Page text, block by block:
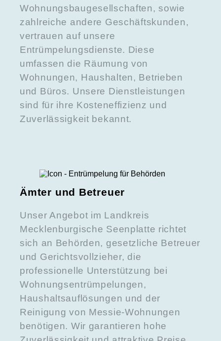
Wohnungsbaugesellschaften, sowie
zahlreiche andere Geschäftskunden,
vertrauen auf unsere
Entrümpelungsdienste. Diese
umfassen die Räumung von
Wohnungen, Haushalten, Betrieben
und Büros. Unsere Dienstleistungen
sind für ihre Kosteneffizienz und
Zuverlässigkeit bekannt.
Ämter und Betreuer
Unser Angebot im Landkreis
Mecklenburgische Seenplatte richtet
sich an Behörden, gesetzliche Betreuer
und Gerichtsvollzieher, die
professionelle Unterstützung bei
Wohnungsentrümpelungen,
Haushaltsauflösungen und der
Reinigung von Messie-Wohnungen
benötigen. Wir garantieren hohe